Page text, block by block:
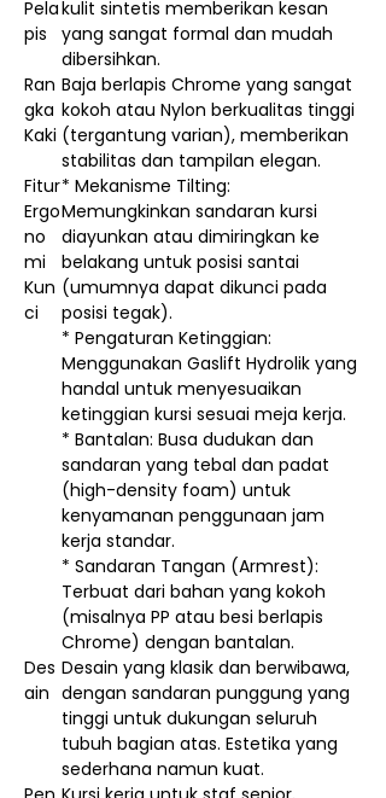
Pela
pis
kulit sintetis memberikan kesan
yang sangat formal dan mudah
dibersihkan.
Ran
gka
Kaki
Baja berlapis Chrome yang sangat
kokoh atau Nylon berkualitas tinggi
(tergantung varian), memberikan
stabilitas dan tampilan elegan.
Fitur
Ergo
no
mi
Kun
ci
* Mekanisme Tilting:
Memungkinkan sandaran kursi
diayunkan atau dimiringkan ke
belakang untuk posisi santai
(umumnya dapat dikunci pada
posisi tegak).
* Pengaturan Ketinggian:
Menggunakan Gaslift Hydrolik yang
handal untuk menyesuaikan
ketinggian kursi sesuai meja kerja.
* Bantalan: Busa dudukan dan
sandaran yang tebal dan padat
(high-density foam) untuk
kenyamanan penggunaan jam
kerja standar.
* Sandaran Tangan (Armrest):
Terbuat dari bahan yang kokoh
(misalnya PP atau besi berlapis
Chrome) dengan bantalan.
Des
ain
Desain yang klasik dan berwibawa,
dengan sandaran punggung yang
tinggi untuk dukungan seluruh
tubuh bagian atas. Estetika yang
sederhana namun kuat.